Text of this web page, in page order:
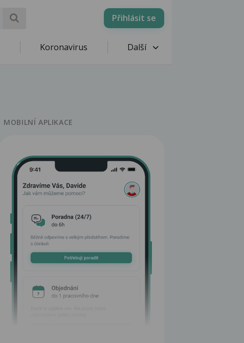
Přihlásit se
Koronavirus Další
MOBILNÍ APLIKACE